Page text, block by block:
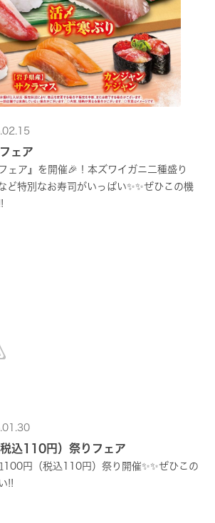
ェア
ェア』を開催🎉！本ズワイガニ二種盛り
ど特別なお寿司がいっぱい✨✨ぜひこの機
込110円）祭りフェア
100円（税込110円）祭り開催✨✨ぜひこの
!!